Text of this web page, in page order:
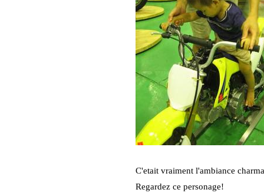
C'etait vraiment l'ambiance
Regardez ce personage!